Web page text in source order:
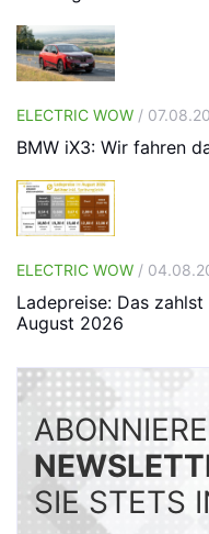
ELECTRIC WOW /
BMW iX3: Wir fahren
ELECTRIC WOW /
Ladepreise: Das
August 2026
SIE STETS